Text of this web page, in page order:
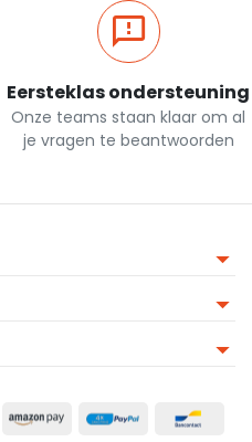
Eersteklas ondersteuning
Onze teams staan klaar om al
je vragen te beantwoorden